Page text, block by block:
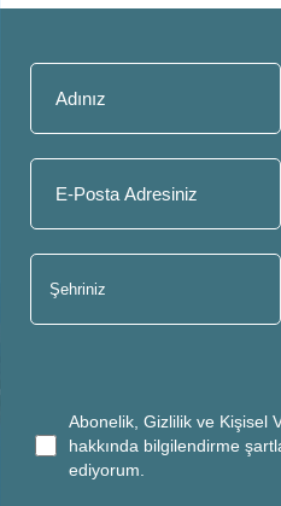
Abonelik, Gizlilik ve Kişisel
hakkında bilgilendirme
ediyorum.